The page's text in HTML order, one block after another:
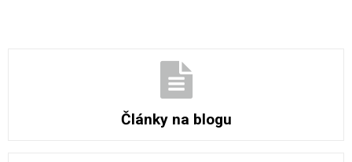
Články na blogu